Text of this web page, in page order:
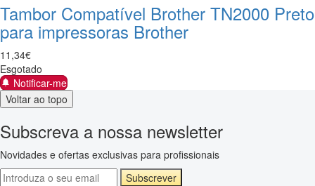
Tambor Compatível Brother TN2000 Preto
para impressoras Brother
11 ,34€
Esgotado
Notificar-me
Voltar ao topo
Subscreva a nossa newsletter
Novidades e ofertas exclusivas para profissionais
Subscrever